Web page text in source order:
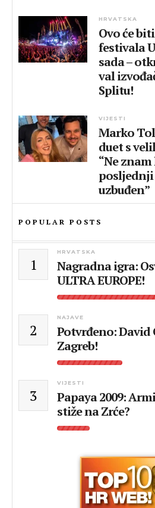
HRVATSKA
Ovo će
festivala
sada –
val
Splitu!
VIJESTI
Marko
duet s
“Ne
uzbuđen”
POPULAR POSTS
1
HRVATSKA
Nagradna igra:
ULTRA EUROPE!
2
NAJAVE
Potvrđeno: David
Zagreb!
3
VIJESTI
Papaya 2009:
stiže na Zrće?